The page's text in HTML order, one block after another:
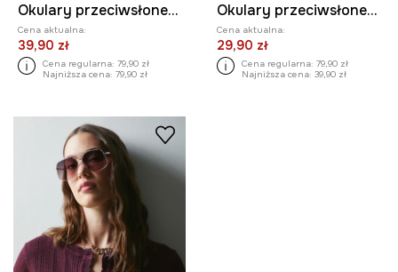
Okulary przeciwsłoneczne damskie
Cena aktualna:
39,90 zł
Cena regularna: 79,90 zł
Najniższa cena: 79,90 zł
Okulary przeciwsłoneczne damskie z powłoką Revo kolor różowy
Cena aktualna:
29,90 zł
Cena regularna: 79,90 zł
Najniższa cena: 39,90 zł